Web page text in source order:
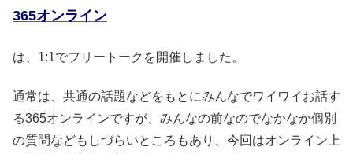
365オンライン
は、1:1でフリートークを開催しました。
通常は、共通の話題などをもとにみんなでワイワイお話す
る365オンラインですが、みんなの前なのでなかなか個別
の質問などもしづらいところもあり、今回はオンライン上